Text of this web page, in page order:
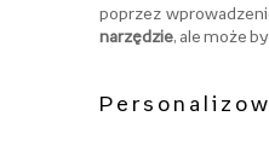
poprzez
narzędzie , ale może